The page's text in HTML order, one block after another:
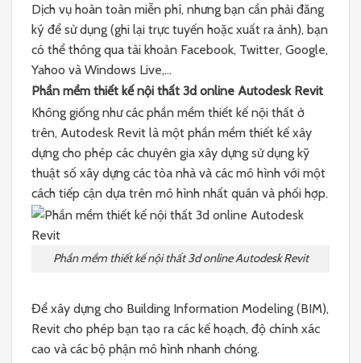
Dịch vụ hoàn toàn miễn phí, nhưng bạn cần phải đăng
ký để sử dụng (ghi lại trực tuyến hoặc xuất ra ảnh), bạn
có thể thông qua tài khoản Facebook, Twitter, Google,
Yahoo và Windows Live,…
Phần mềm thiết kế nội thất 3d online Autodesk Revit
Không giống như các phần mềm thiết kế nội thất ở
trên, Autodesk Revit là một phần mềm thiết kế xây
dựng cho phép các chuyên gia xây dựng sử dụng kỹ
thuật số xây dựng các tòa nhà và các mô hình với một
cách tiếp cận dựa trên mô hình nhất quán và phối hợp.
Phần mềm thiết kế nội thất 3d online Autodesk Revit
Để xây dựng cho Building Information Modeling (BIM),
Revit cho phép bạn tạo ra các kế hoạch, độ chính xác
cao và các bộ phận mô hình nhanh chóng.